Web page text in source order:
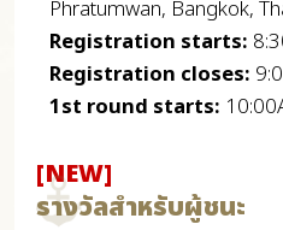
Phratumwan, Bangkok,
Registration starts:
Registration closes:
1st round starts:
[NEW]
รางวัลสำหรับผู้ชนะ